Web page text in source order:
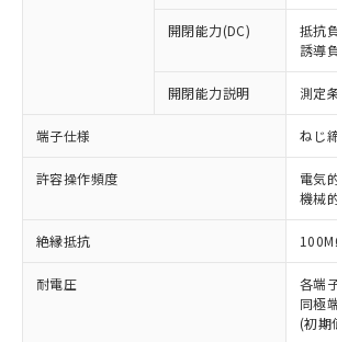
開閉能力(DC)
抵抗
誘導
開閉能力説明 測定
端子仕様 ねじ
許容操作頻度
電気
機械
絶縁抵抗
耐電圧
各端
同極
(初期
ご利用条件
ご利用ください。
本サービスは、当社制御機
商品の当社在庫状況および
(税抜)を提供させていただ
当社制御機器事業取扱商品
本サービスの対象外となる
ことをご了承ください。
在庫状況および標準価格照会
対応予定：EU RoHS指令（10物
有に対応した製品に切り替える予
対応予定なし：EU RoHS指令（
非含有に非対応の商品で、対応品
定はありません。
調査・確認中：EU RoHS指令（
非含有の対応状況を調査中または
害物質有無と関係のない商品です
仕入先様の事情により、非含有部
いたものが、含有品と判明した場
むを得ず変更することがあります
※1 中国RoHS○×表
「○」：最大均質材料含有率が中
基準値以下であることを示します
「×」：最大均質材料含有率が中
基準値を超えていることを示しま
「－」：未確認です。当社販売部
当社は、これら貴社製品の
為替および外国貿易法に定め